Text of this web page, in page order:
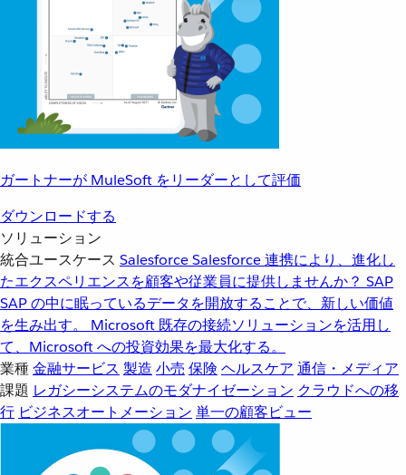
ガートナーが MuleSoft をリーダーとして評価
ダウンロードする
ソリューション
統合ユースケース SalesforceSalesforce 連携により、進化し
たエクスペリエンスを顧客や従業員に提供しませんか？ SAP
SAP の中に眠っているデータを開放することで、新しい価値
を生み出す。
Microsoft 既存の接続ソリューションを活用し
て、Microsoft への投資効果を最大化する。
業種金融サービス 製造 小売 保険 ヘルスケア 通信・メディア
課題 レガシーシステムのモダナイゼーション クラウドへの移
行 ビジネスオートメーション 単一の顧客ビュー